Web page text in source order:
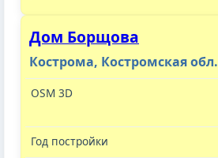
Дом Борщова
Кострома, Костромская обл.